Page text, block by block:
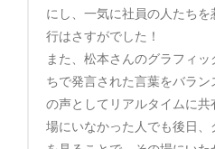
にし、一気に社員の人たち
行はさすがでした！
また、松本さんのグラフィ
ちで発言された言葉をバラ
の声としてリアルタイムに
場にいなかった人でも後日